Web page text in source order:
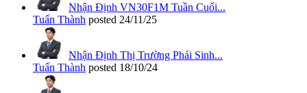
Nhận Định VN30F1M Tuần Cuối...
Tuấn Thành posted 24/11/25
Nhận Định Thị Trường Phái Sinh...
Tuấn Thành posted 18/10/24